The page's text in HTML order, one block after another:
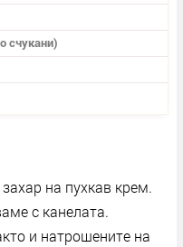
счукани)
на пухкав крем.
с канелата.
и натрошените на